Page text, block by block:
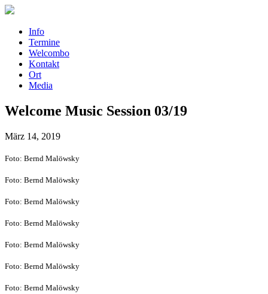
Info
Termine
Welcombo
Kontakt
Ort
Media
Welcome Music Session 03/19
März 14, 2019
Foto: Bernd Malöwsky
Foto: Bernd Malöwsky
Foto: Bernd Malöwsky
Foto: Bernd Malöwsky
Foto: Bernd Malöwsky
Foto: Bernd Malöwsky
Foto: Bernd Malöwsky